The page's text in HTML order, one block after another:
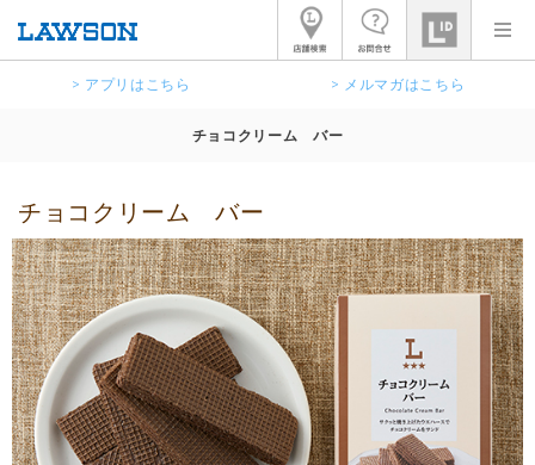
> アプリはこちら > メルマガはこちら
チョコクリーム バー
チョコクリーム バー